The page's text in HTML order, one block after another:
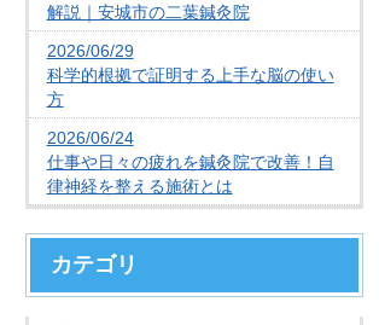
解説｜安城市の二葉鍼灸院
2026/06/29
科学的根拠で証明する上手な脳の使い
方
2026/06/24
仕事や日々の疲れを鍼灸院で改善！自
律神経を整える施術とは
カテゴリ